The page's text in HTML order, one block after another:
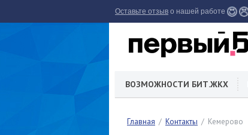
Оставьте отзыв о нашей работе
ВОЗМОЖНОСТИ БИТ.ЖКХ
Главная Контакты Кемерово